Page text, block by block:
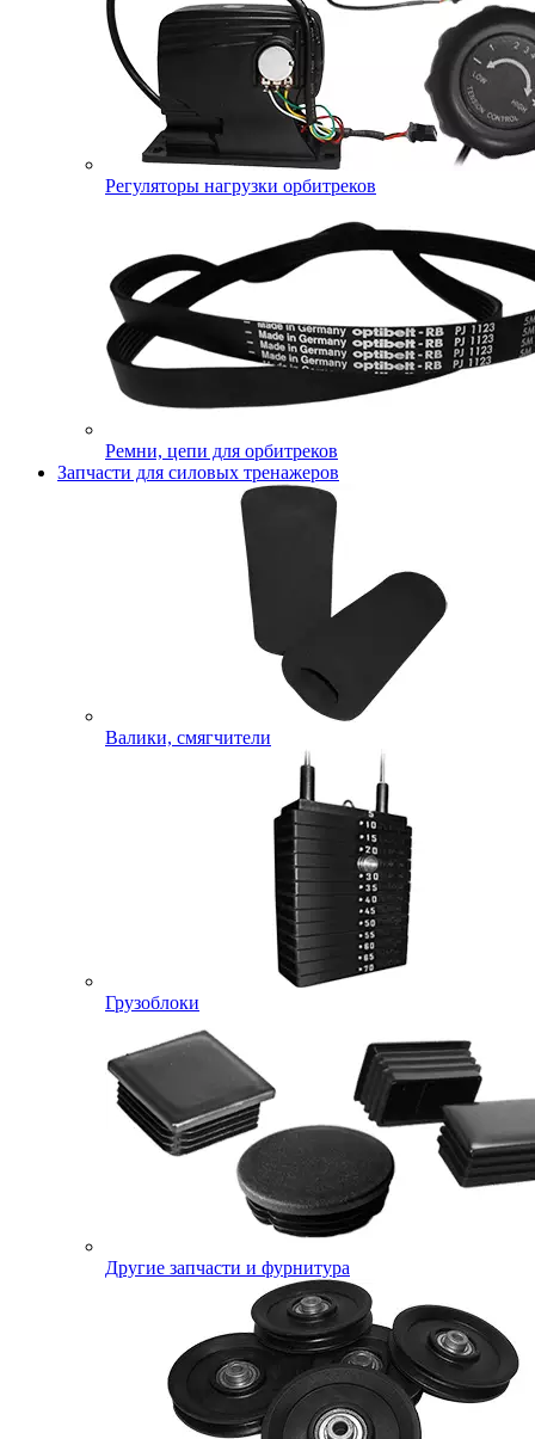
Регуляторы нагрузки орбитреков
Ремни, цепи для орбитреков
Запчасти для силовых тренажеров
Валики, смягчители
Грузоблоки
Другие запчасти и фурнитура